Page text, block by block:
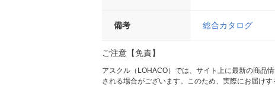
備考 総合カタログ
ご注意【免責】
アスクル（LOHACO）では、サイト上に最新の商品
される場合がございます。このため、実際にお届け